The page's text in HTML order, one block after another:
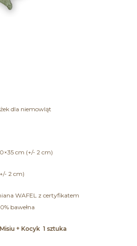
dla niemowląt
cm (+/- 2 cm)
2 cm)
WAFEL z certyfikatem
bawełna
+ Kocyk 1 sztuka